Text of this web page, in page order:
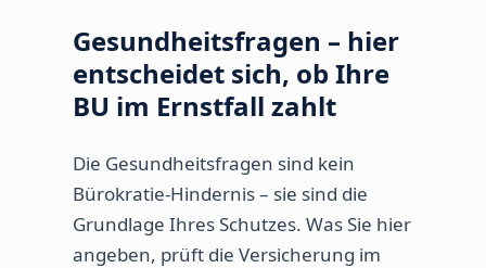
Gesundheitsfragen – hier
entscheidet sich, ob Ihre
BU im Ernstfall zahlt
Die Gesundheitsfragen sind kein
Bürokratie-Hindernis – sie sind die
Grundlage Ihres Schutzes. Was Sie hier
angeben, prüft die Versicherung im